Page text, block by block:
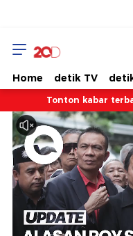
Home detik TV
Tonton kabar